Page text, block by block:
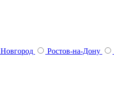
Ростов-на-Дону